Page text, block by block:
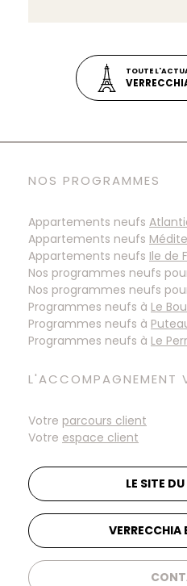
TOUTE
NOS PROGRAMMES
Appartements neufs
Appartements neufs
Appartements neufs Ile de
Nos programmes neufs
Nos programmes neufs
Programmes neufs à
Programmes neufs à
Programmes neufs à
L'ACCOMPAGNEMENT
Votre parcours client
Votre espace client
LE SITE
VERRECCHIA